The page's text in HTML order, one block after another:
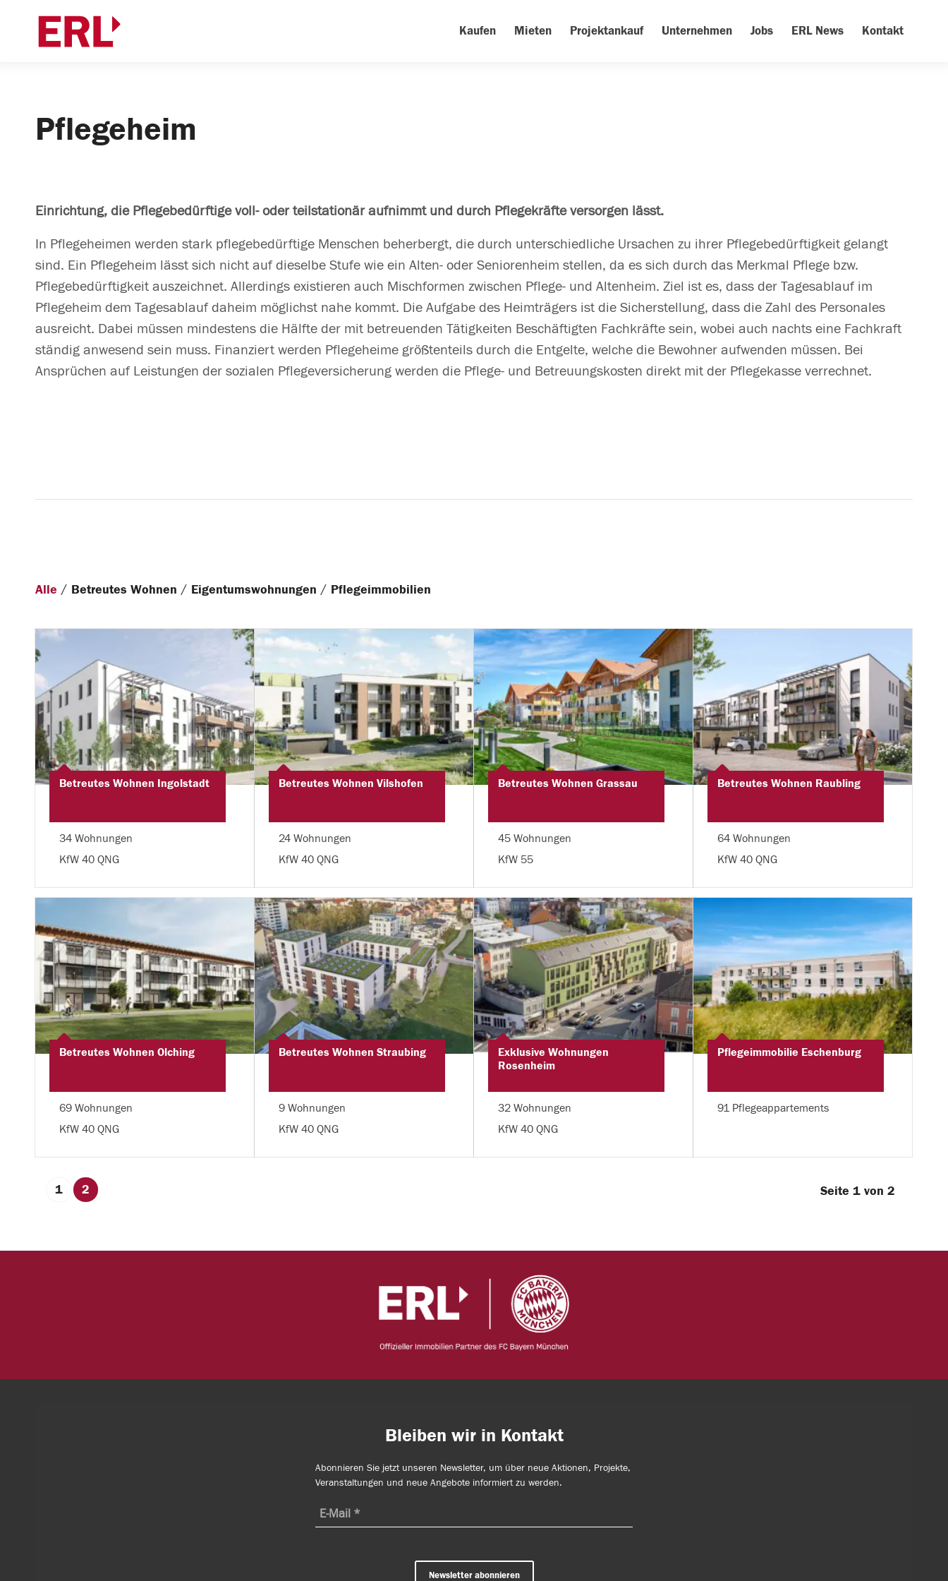
Kaufen Mieten Projektankauf Unternehmen Jobs ERL News Kontakt
Pflegeheim
Einrichtung, die Pflegebedürftige voll- oder teilstationär aufnimmt und durch Pflegekräfte versorgen lässt.
In Pflegeheimen werden stark pflegebedürftige Menschen beherbergt, die durch unterschiedliche Ursachen zu ihrer Pflegebedürftigkeit gelangt
sind. Ein Pflegeheim lässt sich nicht auf dieselbe Stufe wie ein Alten- oder Seniorenheim stellen, da es sich durch das Merkmal Pflege bzw.
Pflegebedürftigkeit auszeichnet. Allerdings existieren auch Mischformen zwischen Pflege- und Altenheim. Ziel ist es, dass der Tagesablauf im
Pflegeheim dem Tagesablauf daheim möglichst nahe kommt. Die Aufgabe des Heimträgers ist die Sicherstellung, dass die Zahl des Personales
ausreicht. Dabei müssen mindestens die Hälfte der mit betreuenden Tätigkeiten Beschäftigten Fachkräfte sein, wobei auch nachts eine Fachkraft
ständig anwesend sein muss. Finanziert werden Pflegeheime größtenteils durch die Entgelte, welche die Bewohner aufwenden müssen. Bei
Ansprüchen auf Leistungen der sozialen Pflegeversicherung werden die Pflege- und Betreuungskosten direkt mit der Pflegekasse verrechnet.
Alle / Betreutes Wohnen / Eigentumswohnungen / Pflegeimmobilien
Betreutes Wohnen Ingolstadt
34 Wohnungen
KfW 40 QNG
Betreutes Wohnen Vilshofen
24 Wohnungen
KfW 40 QNG
Betreutes Wohnen Grassau
45 Wohnungen
KfW 55
Betreutes Wohnen Raubling
64 Wohnungen
KfW 40 QNG
Betreutes Wohnen Olching
69 Wohnungen
KfW 40 QNG
Betreutes Wohnen Straubing
9 Wohnungen
KfW 40 QNG
Exklusive Wohnungen
Rosenheim
32 Wohnungen
KfW 40 QNG
Pflegeimmobilie Eschenburg
91 Pflegeappartements
Seite 1 von 2
1 2
Bleiben wir in Kontakt
Abonnieren Sie jetzt unseren Newsletter, um über neue Aktionen, Projekte,
Veranstaltungen und neue Angebote informiert zu werden.
Newsletter abonnieren